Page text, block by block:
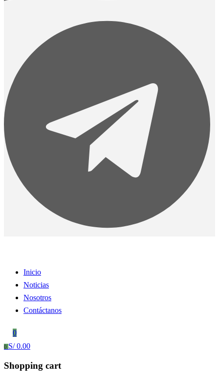
Inicio
Noticias
Nosotros
Contáctanos
0
0 S/0.00
Shopping cart